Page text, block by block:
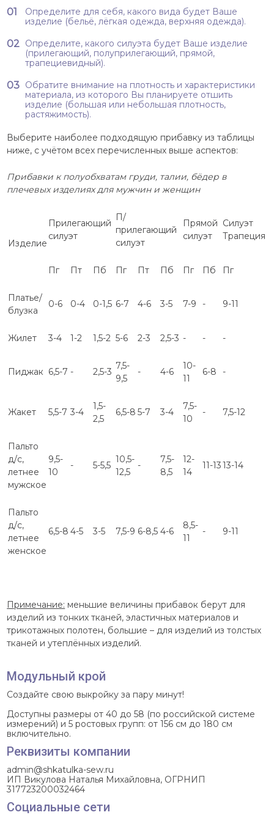
Определите для себя, какого вида будет Ваше
изделие (бельё, лёгкая одежда, верхняя одежда).
Определите, какого силуэта будет Ваше изделие
(прилегающий, полуприлегающий, прямой,
трапециевидный).
Обратите внимание на плотность и характеристики
материала, из которого Вы планируете отшить
изделие (большая или небольшая плотность,
растяжимость).
Выберите наиболее подходящую прибавку из таблицы
ниже, с учётом всех перечисленных выше аспектов:
Прибавки к полуобхватам груди, талии, бёдер в
плечевых изделиях для мужчин и женщин
Изделие
Прилегающий
силуэт
П/
прилегающий
силуэт
Прямой
силуэт
Силуэт
Трапеция
Пг Пт Пб Пг Пт Пб Пг Пб Пг
Платье/
блузка
0-6 0-4 0-1,5 6-7 4-6 3-5 7-9 - 9-11
Жилет 3-4 1-2 1,5-2 5-6 2-3 2,5-3 - - -
Пиджак 6,5-7 - 2,5-3
7,5-
9,5
- 4-6
10-
11
6-8 -
Жакет 5,5-7 3-4
1,5-
2,5
6,5-8 5-7 3-4
7,5-
10
- 7,5-12
Пальто
д/с,
летнее
мужское
9,5-
10
- 5-5,5
10,5-
12,5
-
7,5-
8,5
12-
14
11-1313-14
Пальто
д/с,
летнее
женское
6,5-8 4-5 3-5 7,5-9 6-8,5 4-6
8,5-
11
- 9-11
Примечание: меньшие величины прибавок берут для
изделий из тонких тканей, эластичных материалов и
трикотажных полотен, большие – для изделий из толстых
тканей и утеплённых изделий.
Модульный крой
Создайте свою выкройку за пару минут!
Доступны размеры от 40 до 58 (по российской системе
измерений) и 5 ростовых групп: от 156 см до 180 см
включительно.
Реквизиты компании
admin@shkatulka-sew.ru
ИП Викулова Наталья Михайловна, ОГРНИП
317723200032464
Социальные сети